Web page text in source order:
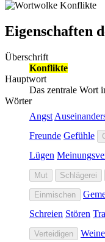
Eigenschaften
Überschrift
Konflikte
Hauptwort
Das zentrale Wort
Wörter
Angst
Freunde Gefühle
Lügen
Mut Schlägerei
Einmischen
Schreien Stören
Verteidigen